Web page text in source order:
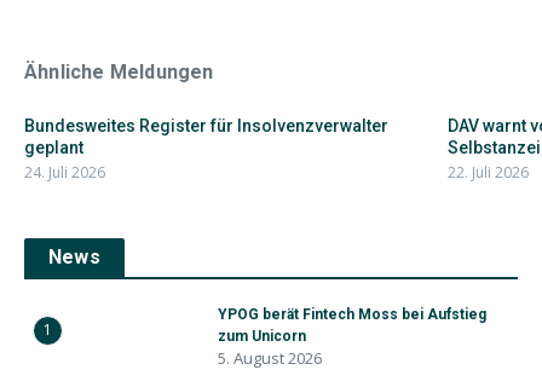
Ähnliche Meldungen
Bundesweites Register für Insolvenzverwalter
geplant
24. Juli 2026
DAV warnt
22. Juli 2026
News
1
YPOG berät Fintech Moss bei Aufstieg
zum Unicorn
5. August 2026